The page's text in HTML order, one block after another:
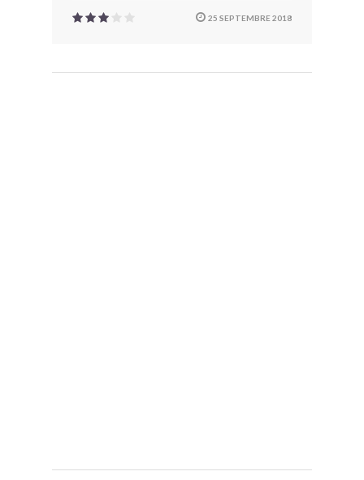
25 SEPTEMBRE 2018